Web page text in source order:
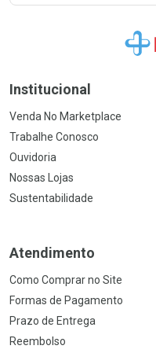
Ir
Institucional
Venda No Marketplace
Trabalhe Conosco
Ouvidoria
Nossas Lojas
Sustentabilidade
Atendimento
Como Comprar no Site
Formas de Pagamento
Prazo de Entrega
Reembolso